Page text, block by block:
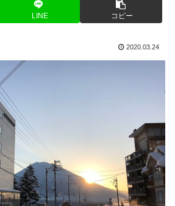
LINE コピー
2020.03.24